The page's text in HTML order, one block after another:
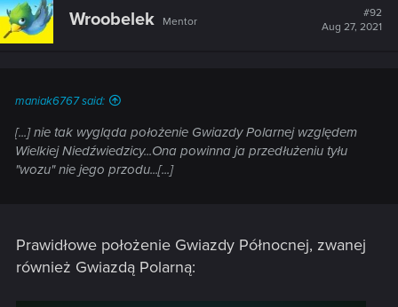
Wroobelek Mentor
#92
Aug 27, 2021
maniak6767 said:
[...] nie tak wygląda położenie Gwiazdy Polarnej względem
Wielkiej Niedźwiedzicy...Ona powinna ja przedłużeniu tyłu
"wozu" nie jego przodu...[...]
Prawidłowe położenie Gwiazdy Północnej, zwanej
również Gwiazdą Polarną: